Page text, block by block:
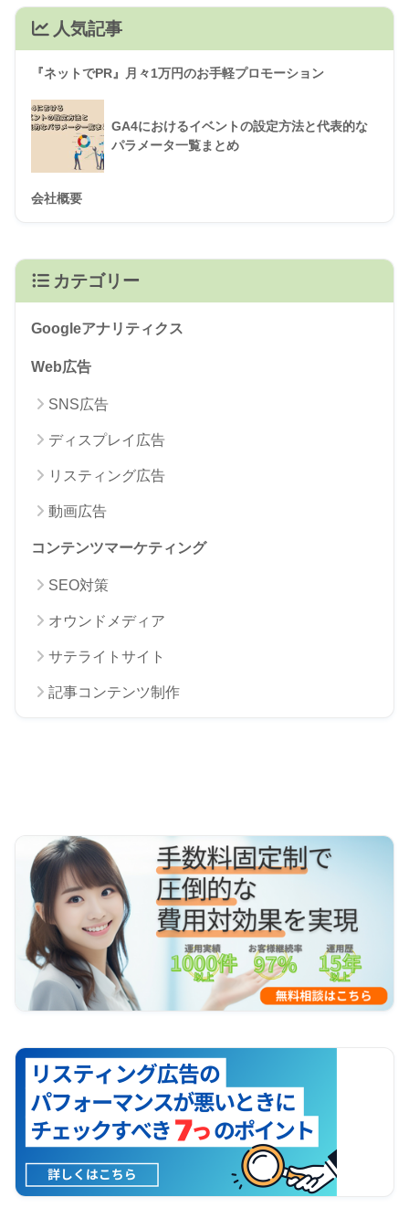
人気記事
『ネットでPR』月々1万円のお手軽プロモーション
GA4におけるイベントの設定方法と代表的な
パラメータ一覧まとめ
会社概要
カテゴリー
Googleアナリティクス
Web広告
SNS広告
ディスプレイ広告
リスティング広告
動画広告
コンテンツマーケティング
SEO対策
オウンドメディア
サテライトサイト
記事コンテンツ制作